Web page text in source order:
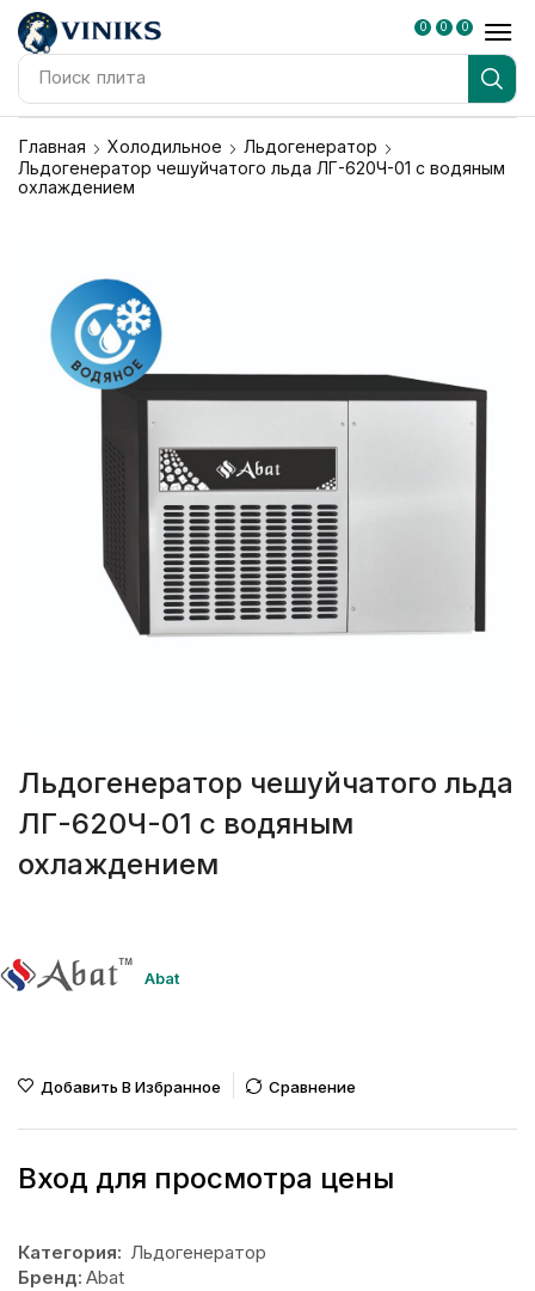
Поиск плита
0 0 0
Главная Холодильное
Льдогенератор
Льдогенератор чешуйчатого льда ЛГ-620Ч-01 с водяным
охлаждением
Льдогенератор чешуйчатого льда
ЛГ-620Ч-01 с водяным
охлаждением
Abat
Добавить В Избранное Сравнение
Вход для просмотра цены
Категория: Льдогенератор
Бренд: Abat